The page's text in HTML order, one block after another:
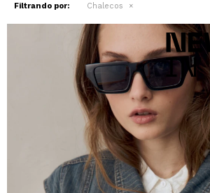
Filtrando por: Chalecos